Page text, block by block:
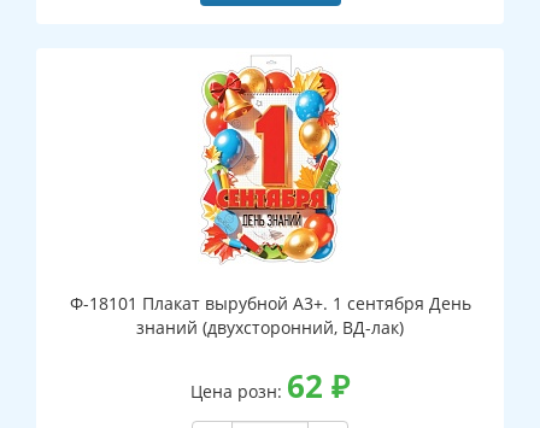
Ф-18101 Плакат вырубной А3+. 1 сентября День
знаний (двухсторонний, ВД-лак)
Цена розн: 62 ₽